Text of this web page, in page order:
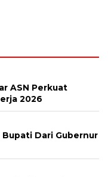
ASN Perkuat
2026
Dari Gubernur